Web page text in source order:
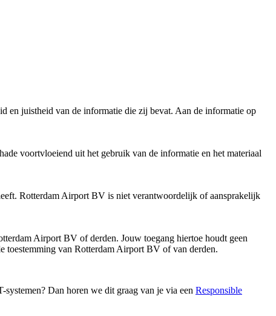
en juistheid van de informatie die zij bevat. Aan de informatie op
voortvloeiend uit het gebruik van de informatie en het materiaal
Rotterdam Airport BV is niet verantwoordelijk of aansprakelijk
Airport BV of derden. Jouw toegang hiertoe houdt geen
toestemming van Rotterdam Airport BV of van derden.
Dan horen we dit graag van je via een Responsible